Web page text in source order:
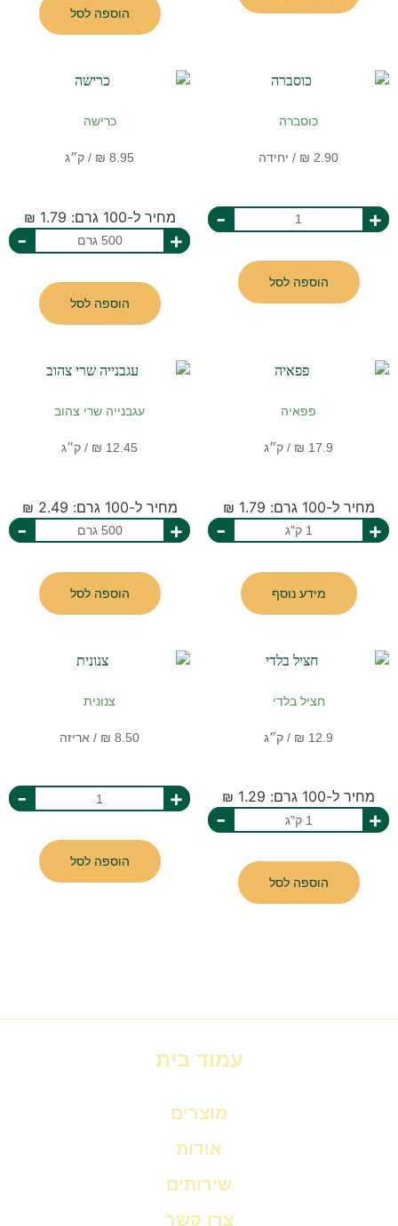
הוספה לסל
כוסברה
+
-
הוספה לסל
כרישה
מחיר ל-100 גרם: 1.79 ₪
+
-
הוספה לסל
פפאיה
מחיר ל-100 גרם: 1.79 ₪
+
-
מידע נוסף
עגבנייה שרי צהוב
מחיר ל-100 גרם: 2.49 ₪
+
-
הוספה לסל
חציל בלדי
מחיר ל-100 גרם: 1.29 ₪
+
-
הוספה לסל
צנונית
+
-
הוספה לסל
עמוד בית
מוצרים
אודות
שירותים
צרו קשר